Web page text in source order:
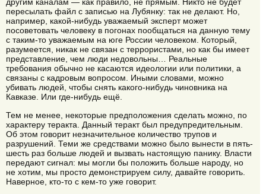
другим каналам — как правило, не прямым. Никто не будет
пересылать файл с записью на Лубянку: так не делают. Но,
например, какой-нибудь уважаемый эксперт может
посоветовать человеку в погонах пообщаться на данную тему
с таким-то уважаемым на юге России человеком. Который,
разумеется, никак не связан с террористами, но как бы имеет
представление, чем люди недовольны… Реальные
требования обычно не касаются идеологии или политики, а
связаны с кадровым вопросом. Иными словами, можно
убивать людей, чтобы снять какого-нибудь чиновника на
Кавказе. Или где-нибудь ещё.
Тем не менее, некоторые предположения сделать можно, по
характеру теракта. Данный теракт был предупредительным.
Об этом говорит незначительное количество трупов и
разрушений. Теми же средствами можно было вынести в пять-
шесть раз больше людей и вызвать настоящую панику. Власти
передают сигнал: мы могли бы положить больше народу, но
не хотим, мы просто демонстрируем силу, давайте говорить.
Наверное, кто-то с кем-то уже говорит.